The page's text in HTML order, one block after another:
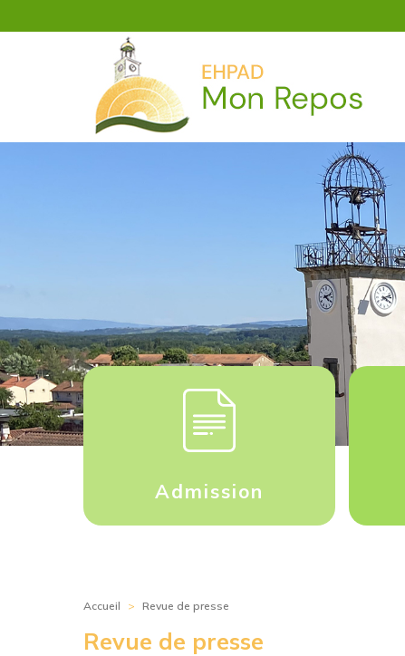
Admission
Accueil > Revue de presse
Revue de presse